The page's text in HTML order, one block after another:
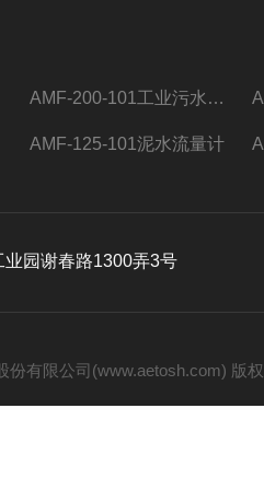
AMF-200-101工业污水流量计
AMF-125-101泥水流量计
业园谢春路1300弄3号
份有限公司(www.aetosh.com) 版